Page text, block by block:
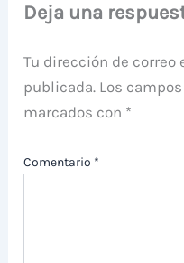
Deja una
Tu dirección de correo
publicada. Los
marcados con *
Comentario *